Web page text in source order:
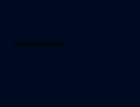
загрузка карты...